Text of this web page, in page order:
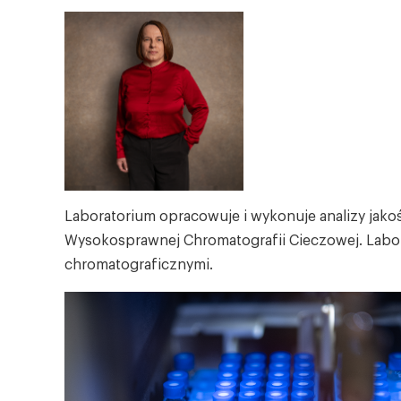
Laboratorium opracowuje i wykonuje analizy
Wysokosprawnej Chromatografii Cieczowej.
chromatograficznymi.